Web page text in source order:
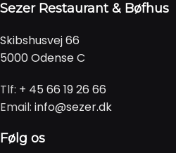
Sezer Restaurant & Bøfhus
Skibshusvej 66
5000 Odense C
Tlf: + 45 66 19 26 66
Email: info@sezer.dk
Følg os